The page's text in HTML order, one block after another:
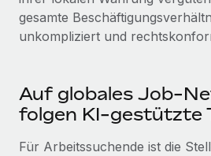
Einfacheres Bewerber:innen-
Geräteverwaltung
Globale Bereitstellung und
Geräten
So hat der KI-Vorreiter
Open-Source-Infrastrukturen. Das...
Alle Ressourcen anzeigen
Globale Payroll
gesamte
unkompliziert und
Auf globales Job-
folgen KI-gestützte
Für Arbeitssuchende ist die